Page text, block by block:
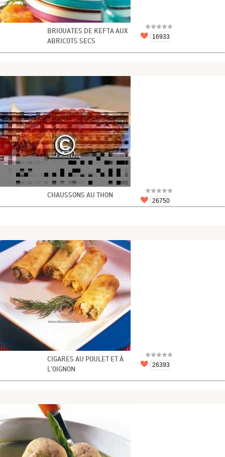
BRIOUATES DE KEFTA AUX
ABRICOTS SECS
16933
CHAUSSONS AU THON
26750
CIGARES AU POULET ET À
L’OIGNON
26393